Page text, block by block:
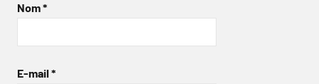
Nom*
E-mail *